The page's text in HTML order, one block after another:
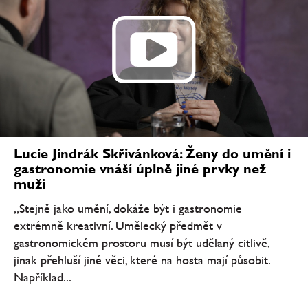
Lucie Jindrák Skřivánková: Ženy do umění i
gastronomie vnáší úplně jiné prvky než
muži
„Stejně jako umění, dokáže být i gastronomie
extrémně kreativní. Umělecký předmět v
gastronomickém prostoru musí být udělaný citlivě,
jinak přehluší jiné věci, které na hosta mají působit.
Například...